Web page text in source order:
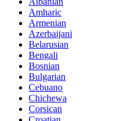
Amharic
Armenian
Azerbaijani
Belarusian
Bengali
Bosnian
Bulgarian
Cebuano
Chichewa
Corsican